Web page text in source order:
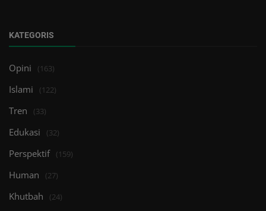
KATEGORIS
Opini (163)
Islami (122)
Tren (33)
Edukasi (32)
Perspektif (159)
Human (27)
Khutbah (24)